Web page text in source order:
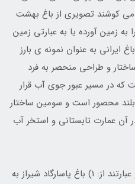
می کوشند تصویری از باغ بهشت
به زمین آورده یا به عبارتی زمین
ایرانی به عنوان نمونه ی بارز
و طراحی منحصر به فرد
در مسیر عبور جوی آب قرار
بلند محصور است و سومین ساختار
آن عمارت تابستانی و استخر آب
نه باغ ایرانی ثبت شده در یونسکو عبارتند از: 1) باغ پاسارگاد شیراز به